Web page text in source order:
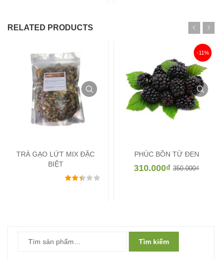
RELATED PRODUCTS
TRÀ GẠO LỨT MIX ĐẶC
BIỆT
-11%
PHÚC BỒN TỬ ĐEN
350.000₫
310.000₫
Tìm kiếm